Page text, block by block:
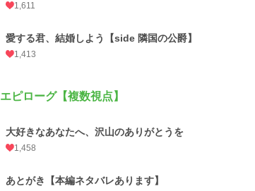
1,611
愛する君、結婚しよう【side 隣国の公爵】
1,413
エピローグ【複数視点】
大好きなあなたへ、沢山のありがとうを
1,458
あとがき【本編ネタバレあります】